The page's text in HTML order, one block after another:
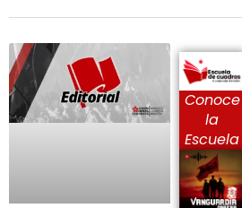
Conoce
la
Escuela